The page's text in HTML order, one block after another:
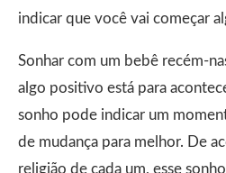
indicar que você vai começar
Sonhar com um bebê recém-
algo positivo está para
sonho pode indicar um
de mudança para melhor. De
religião de cada um, esse